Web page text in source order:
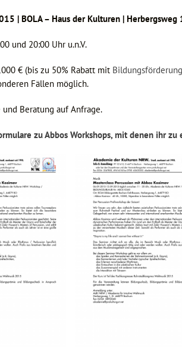
| BOLA – Haus der Kulturen | Herbergsweg
und 20:00 Uhr u.n.V.
€ (bis zu 50% Rabatt mit
Fällen möglich.
Beratung auf Anfrage.
zu Abbos Workshops, mit denen ihr